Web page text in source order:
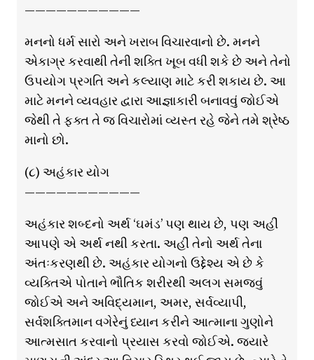
———————————
મનનો ધર્મ સારો અને ખરાબ વિચારવાનો છે. મનને
એકાગ્ર કરવાથી તેની શક્તિ ખૂબ વધી શકે છે અને તેનો
ઉપયોગ પ્રગતિ અને કલ્યાણ માટે કરી શકાય છે. આ
માટે મનને વ્યવહાર દ્વારા આજ્ઞાકારી બનાવવું જોઈએ
જેથી તે ફક્ત તે જ વિચારોમાં વ્યસ્ત રહે જેને તમે શ્રેષ્ઠ
માનો છો.
(૮) અહંકાર યોગ
———————————
અહંકાર શબ્દનો અર્થ ‘ઘમંડ’ પણ થાય છે, પણ અહીં
આપણે એ અર્થ નથી કરતા. અહીં તેનો અર્થ તેના
અંતઃકરણથી છે. અહંકાર યોગનો ઉદ્દેશ્ય એ છે કે
વ્યક્તિએ પોતાને ભૌતિક શરીરથી અલગ સમજવું
જોઈએ અને અવિદ્યમાન, અમર, સર્વવ્યાપી,
સર્વશક્તિમાન વગેરેનું ધ્યાન કરીને આત્માના ગુણોને
આત્મસાત કરવાનો પ્રયાસ કરવો જોઈએ. જ્યારે